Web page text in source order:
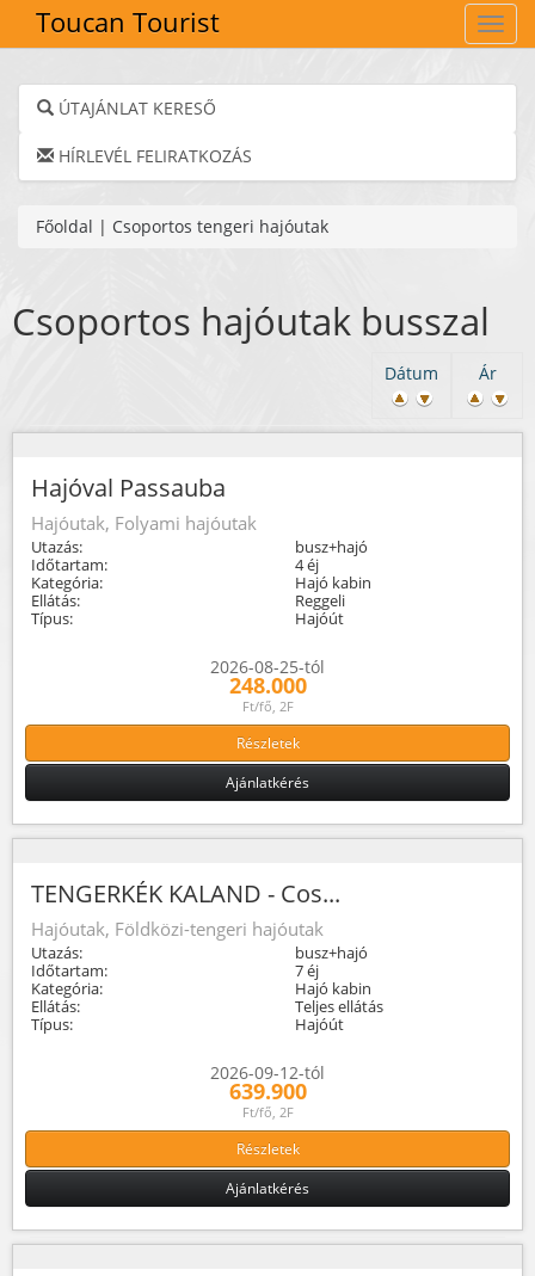
Toucan Tourist
ÚTAJÁNLAT KERESŐ
HÍRLEVÉL FELIRATKOZÁS
Főoldal | Csoportos tengeri hajóutak
Csoportos hajóutak busszal
Ár
Dátum
Hajóval Passauba
Hajóutak, Folyami hajóutak
Utazás:
busz+hajó
Időtartam:
4 éj
Kategória:
Hajó kabin
Ellátás:
Reggeli
Típus:
Hajóút
2026-08-25-tól
248.000
Ft/fő, 2F
Részletek
Ajánlatkérés
TENGERKÉK KALAND - Cos...
Hajóutak, Földközi-tengeri hajóutak
Utazás:
busz+hajó
Időtartam:
7 éj
Kategória:
Hajó kabin
Ellátás:
Teljes ellátás
Típus:
Hajóút
2026-09-12-tól
639.900
Ft/fő, 2F
Részletek
Ajánlatkérés